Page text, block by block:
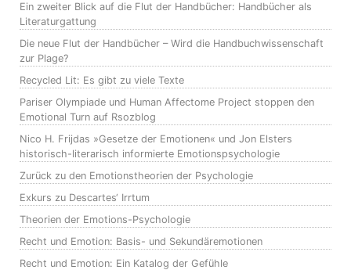
Ein zweiter Blick auf die Flut der Handbücher: Handbücher als
Literaturgattung
Die neue Flut der Handbücher – Wird die Handbuchwissenschaft
zur Plage?
Recycled Lit: Es gibt zu viele Texte
Pariser Olympiade und Human Affectome Project stoppen den
Emotional Turn auf Rsozblog
Nico H. Frijdas »Gesetze der Emotionen« und Jon Elsters
historisch-literarisch informierte Emotionspsychologie
Zurück zu den Emotionstheorien der Psychologie
Exkurs zu Descartes‘ Irrtum
Theorien der Emotions-Psychologie
Recht und Emotion: Basis- und Sekundäremotionen
Recht und Emotion: Ein Katalog der Gefühle